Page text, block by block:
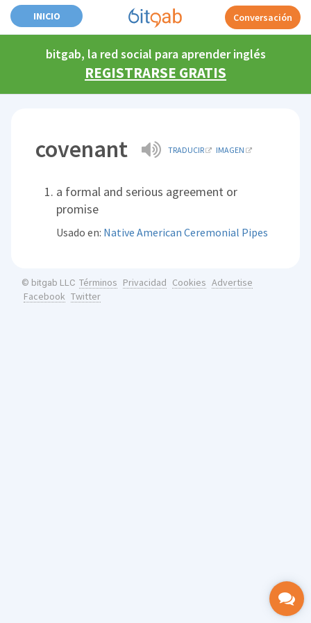
INICIO Conversación
bitgab, la red social para aprender inglés
REGISTRARSE GRATIS
covenant TRADUCIR IMAGEN
a formal and serious agreement or
promise
Usado en: Native American Ceremonial Pipes
© bitgab LLC Términos Privacidad Cookies Advertise
Facebook Twitter